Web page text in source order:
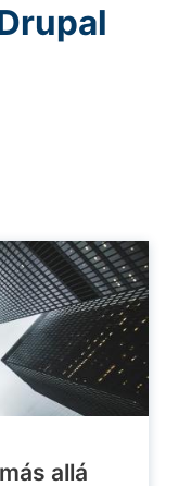
allá